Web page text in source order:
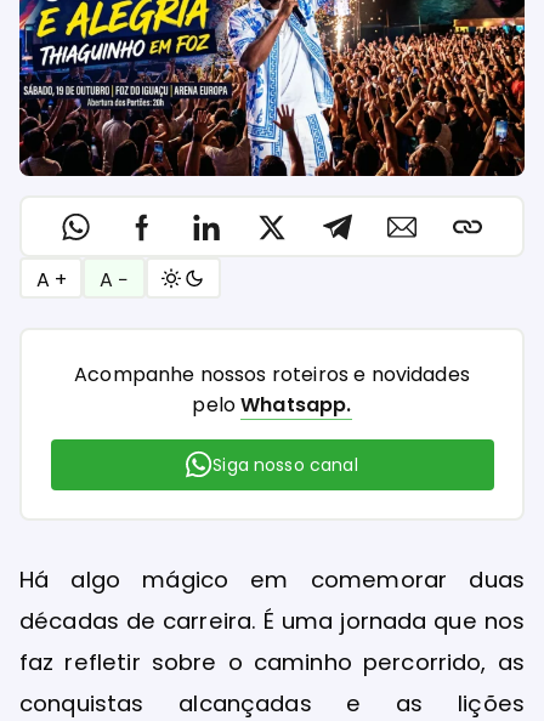
A + A −
Acompanhe nossos roteiros e novidades
peloWhatsapp.
Siga nosso canal
Há algo mágico em comemorar duas
décadas de carreira. É uma jornada que nos
faz refletir sobre o caminho percorrido, as
conquistas alcançadas e as lições